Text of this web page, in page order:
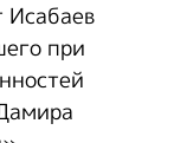
Исабаев
при